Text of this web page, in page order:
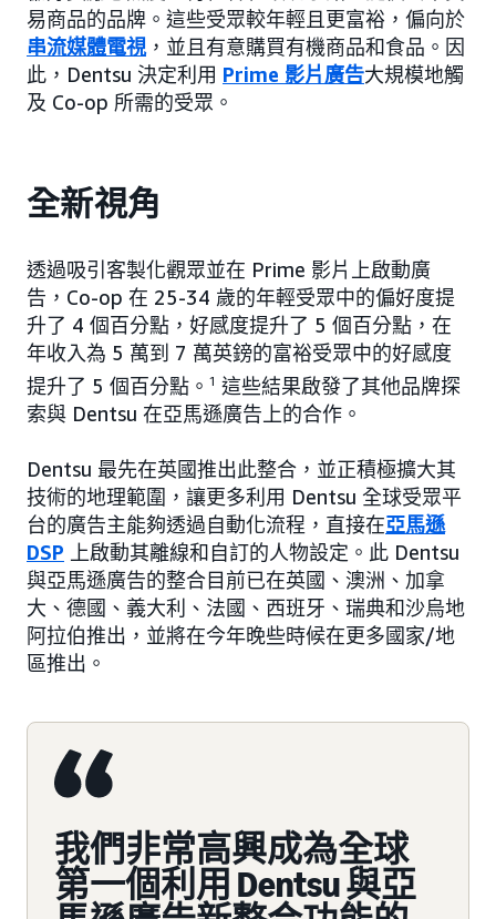
易商品的品牌。這些受眾較年輕且更富裕，偏向於
串流媒體電視，並且有意購買有機商品和食品。因
此，Dentsu 決定利用 Prime 影片廣告大規模地觸
及 Co-op 所需的受眾。
全新視角
透過吸引客製化觀眾並在 Prime 影片上啟動廣
告，Co-op 在 25-34 歲的年輕受眾中的偏好度提
升了 4 個百分點，好感度提升了 5 個百分點，在
年收入為 5 萬到 7 萬英鎊的富裕受眾中的好感度
提升了 5 個百分點。 1 這些結果啟發了其他品牌探
索與 Dentsu 在亞馬遜廣告上的合作。
Dentsu 最先在英國推出此整合，並正積極擴大其
技術的地理範圍，讓更多利用 Dentsu 全球受眾平
台的廣告主能夠透過自動化流程，直接在亞馬遜
DSP 上啟動其離線和自訂的人物設定。此 Dentsu
與亞馬遜廣告的整合目前已在英國、澳洲、加拿
大、德國、義大利、法國、西班牙、瑞典和沙烏地
阿拉伯推出，並將在今年晚些時候在更多國家/地
區推出。
我們非常高興成為全球
第一個利用 Dentsu 與亞